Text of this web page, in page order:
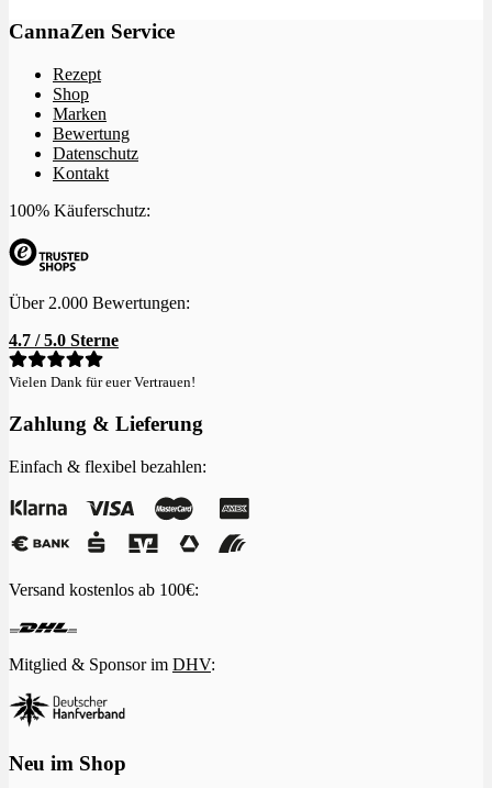
CannaZen Service
Rezept
Shop
Marken
Bewertung
Datenschutz
Kontakt
100% Käuferschutz:
Über 2.000 Bewertungen:
4.7 / 5.0 Sterne
Vielen Dank für euer Vertrauen!
Zahlung & Lieferung
Einfach & flexibel bezahlen:
Versand kostenlos ab 100€:
Mitglied & Sponsor im DHV:
Neu im Shop